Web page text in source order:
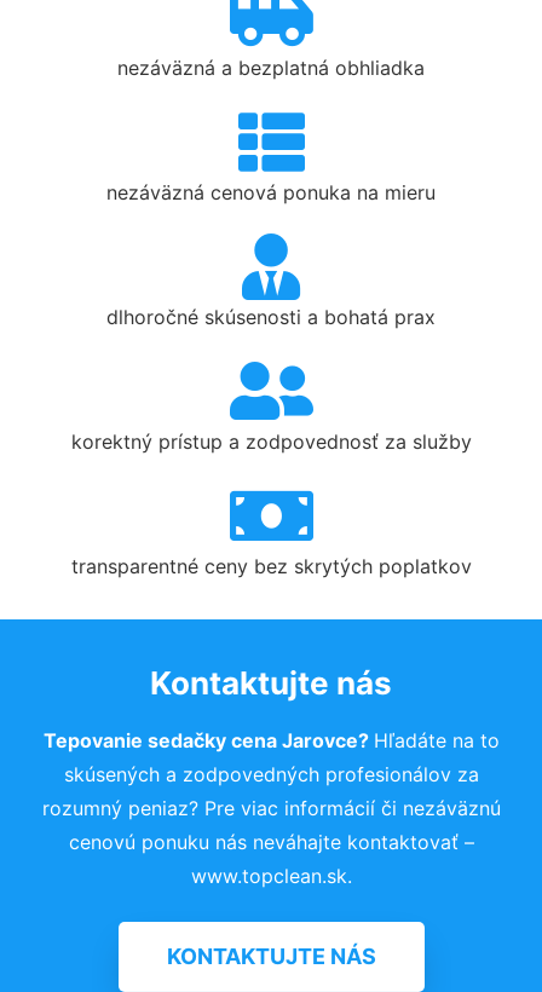
nezáväzná a bezplatná obhliadka
nezáväzná cenová ponuka na mieru
dlhoročné skúsenosti a bohatá prax
korektný prístup a zodpovednosť za služby
transparentné ceny bez skrytých poplatkov
Kontaktujte nás
Tepovanie sedačky cena Jarovce? Hľadáte na to
skúsených a zodpovedných profesionálov za
rozumný peniaz? Pre viac informácií či nezáväznú
cenovú ponuku nás neváhajte kontaktovať –
www.topclean.sk.
KONTAKTUJTE NÁS